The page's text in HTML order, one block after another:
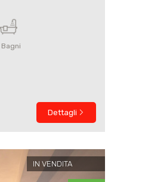
Bagni
Dettagli
IN VENDITA